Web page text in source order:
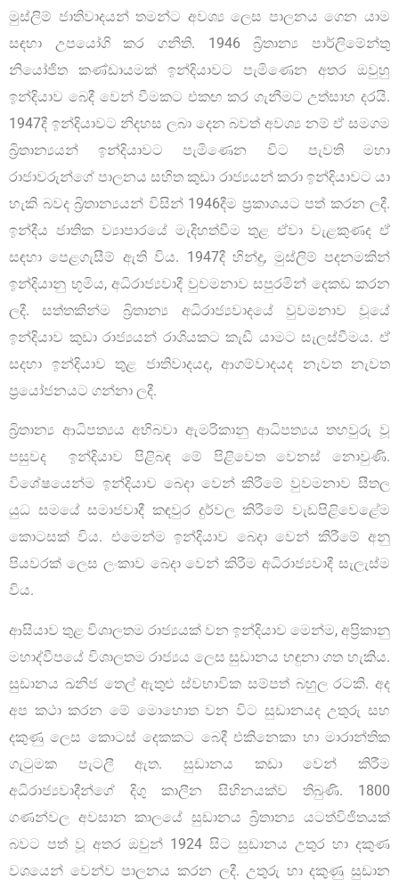
මුස්ලිම් ජාතිවාදයන් තමන්ට අවශ්‍ය ලෙස පාලනය ගෙන යාම
සඳහා උපයෝගි කර ගනිති. 1946 බ්‍රිතාන්‍ය පාර්ලිමේන්තු
නියෝජිත කණ්ඩායමක් ඉන්දියාවට පැමිණෙන අතර ඔවුහු
ඉන්දියාව බෙදී වෙන් වීමකට එකඟ කර ගැනීමට උත්සාහ දරයි.
1947දී ඉන්දියාවට නිදහස ලබා දෙන බවත් අවශ්‍ය නම් ඒ සමගම
බ්‍රිතාන්‍යයන් ඉන්දියාවට පැමිණෙන විට පැවති මහා
රාජාවරුන්ගේ පාලනය සහිත කුඩා රාජ්‍යයන් කරා ඉන්දියාවට යා
හැකි බවද බ්‍රිතාන්‍යයන් විසින් 1946දීම ප්‍රකාශයට පත් කරන ලදී.
ඉන්දීය ජාතික ව්‍යාපාරයේ මැදිහත්වීම තුළ ඒවා වැළකුණද ඒ
සඳහා පෙළගැසීම් ඇති විය. 1947දී හින්දු, මුස්ලිම් පදනමකින්
ඉන්දියානු භූමිය, අධිරාජ්‍යවාදී වුවමනාව සපුරමින් දෙකඩ කරන
ලදී. සත්තකින්ම බ්‍රිතාන්‍ය අධිරාජ්‍යවාදයේ වුවමනාව වූයේ
ඉන්දියාව කුඩා රාජ්‍යයන් රාශියකට කැඩී යාමට සැලස්වීමය. ඒ
සදහා ඉන්දියාව තුළ ජාතිවාදයද, ආගම්වාදයද නැවත නැවත
ප්‍රයෝජනයට ගන්නා ලදී.
බ්‍රිතාන්‍ය ආධිපත්‍යය අභිබවා ඇමරිකානු ආධිපත්‍යය තහවුරු වූ
පසුවද ඉන්දියාව පිළිබඳ මේ පිළිවෙත වෙනස් නොවුණි.
විශේෂයෙන්ම ඉන්දියාව බෙදා වෙන් කිරීමේ වුවමනාව සීතල
යුධ සමයේ සමාජවාදී කඳවුර දුර්වල කිරීමේ වැඩපිළිවෙළේම
කොටසක් විය. එමෙන්ම ඉන්දියාව බෙදා වෙන් කිරීමේ අනු
පියවරක් ලෙස ලංකාව බෙදා වෙන් කිරීම අධිරාජ්‍යවාදී සැලැස්ම
විය.
ආසියාව තුළ විශාලතම රාජ්‍යයක් වන ඉන්දියාව මෙන්ම, අප්‍රිකානු
මහාද්වීපයේ විශාලතම රාජ්‍යය ලෙස සුඩානය හඳුනා ගත හැකිය.
සුඩානය ඛනිජ තෙල් ඇතුළු ස්වභාවික සම්පත් බහුල රටකි. අද
අප කථා කරන මේ මොහොත වන විට සුඩානයද උතුරු සහ
දකුණු ලෙස කොටස් දෙකකට බෙදී එකිනෙකා හා මාරාන්තික
ගැටුමක පැටලී ඇත. සුඩානය කඩා වෙන් කිරීම
අධිරාජ්‍යවාදීන්ගේ දිගු කාලීන සිහිනයක්ව තිබුණි. 1800
ගණන්වල අවසාන කාලයේ සුඩානය බ්‍රිතාන්‍ය යටත්විජිතයක්
බවට පත් වූ අතර ඔවුන් 1924 සිට සුඩානය උතුර හා දකුණ
වශයෙන් වෙන්ව පාලනය කරන ලදී. උතුරු හා දකුණු සුඩාන